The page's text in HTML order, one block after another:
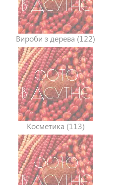
Вироби з дерева (122)
Косметика (113)